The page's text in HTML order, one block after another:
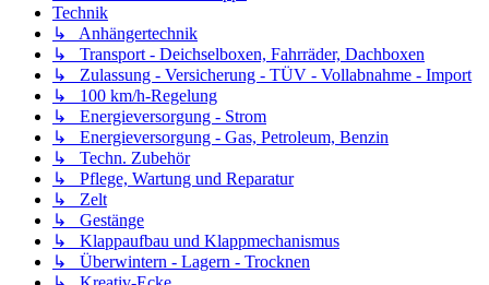
Technik
↳ Anhängertechnik
↳ Transport - Deichselboxen, Fahrräder, Dachboxen
↳ Zulassung - Versicherung - TÜV - Vollabnahme - Import
↳ 100 km/h-Regelung
↳ Energieversorgung - Strom
↳ Energieversorgung - Gas, Petroleum, Benzin
↳ Techn. Zubehör
↳ Pflege, Wartung und Reparatur
↳ Zelt
↳ Gestänge
↳ Klappaufbau und Klappmechanismus
↳ Überwintern - Lagern - Trocknen